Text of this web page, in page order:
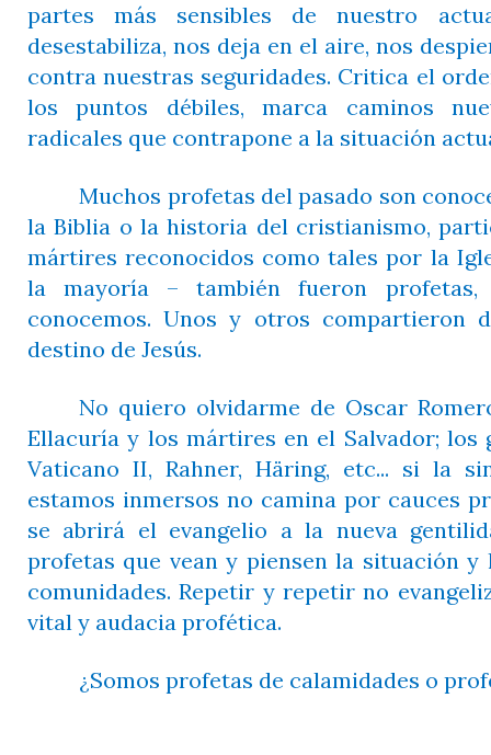
partes más sensibles de nuestro
desestabiliza, nos deja en el aire, nos
contra nuestras seguridades. Critica el
los puntos débiles, marca caminos
radicales que contrapone a la situación
Muchos profetas del pasado son
la Biblia o la historia del cristianismo,
mártires reconocidos como tales por la
la mayoría – también fueron
conocemos. Unos y otros compartieron
destino de Jesús.
No quiero olvidarme de Oscar
Ellacuría y los mártires en el Salvador; los
Vaticano II, Rahner, Häring, etc... si la
estamos inmersos no camina por cauces
se abrirá el evangelio a la nueva
profetas que vean y piensen la situación y
comunidades. Repetir y repetir no
vital y audacia profética.
¿Somos profetas de calamidades o